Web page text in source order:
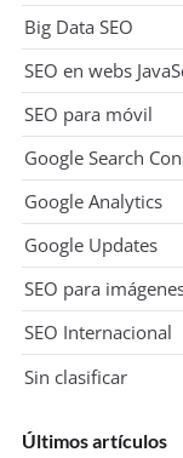
Big Data SEO
SEO en webs
SEO para móvil
Google Search
Google Analytics
Google Updates
SEO para
SEO Internacional
Sin clasificar
Últimos artículos